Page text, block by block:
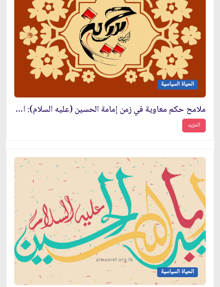
الحياة السياسية
ملامح حكم معاوية في زمن إمامة الحسين (عليه السلام): القمع وصناعة الولاء
المزيد
الحياة السياسية